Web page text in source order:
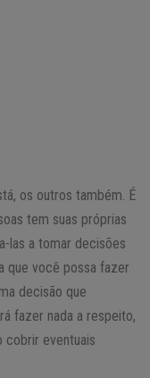
os outros também. É
tem suas próprias
las a tomar decisões
que você possa fazer
decisão que
fazer nada a respeito,
cobrir eventuais